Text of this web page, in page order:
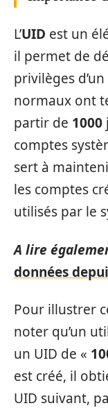
L’UID est un
il permet de
privilèges
normaux ont
partir de 1000
comptes
sert à
les comptes
utilisés par le
A lire
données
Pour illustrer
noter qu’un
un UID de «
est créé, il
UID suivant,